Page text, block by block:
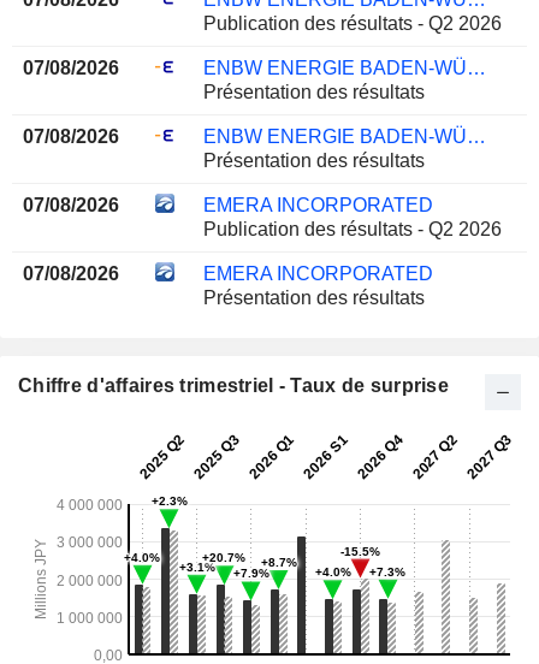
Publication des résultats - Q2 2026
07/08/2026
ENBW ENERGIE BADEN-WÜRTTEMBERG AG
Présentation des résultats
07/08/2026
ENBW ENERGIE BADEN-WÜRTTEMBERG AG
Présentation des résultats
07/08/2026
EMERA INCORPORATED
Publication des résultats - Q2 2026
07/08/2026
EMERA INCORPORATED
Présentation des résultats
Chiffre d'affaires trimestriel - Taux de surprise